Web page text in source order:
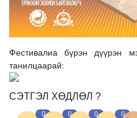
Фестивалиа бүрэн дүүрэн
танилцаарай:
СЭТГЭЛ ХӨДЛӨЛ ?
0 0 0 0